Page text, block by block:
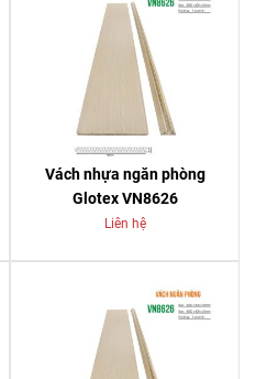
Vách nhựa ngăn phòng
Glotex VN8626
Liên hệ